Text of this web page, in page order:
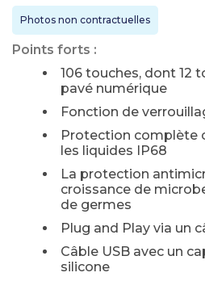
Photos non contractuelles
Points forts :
106 touches, dont 12
pavé numérique
Fonction de
Protection complète
les liquides IP68
La protection
croissance de
de germes
Plug and Play via un
Câble USB avec un
silicone